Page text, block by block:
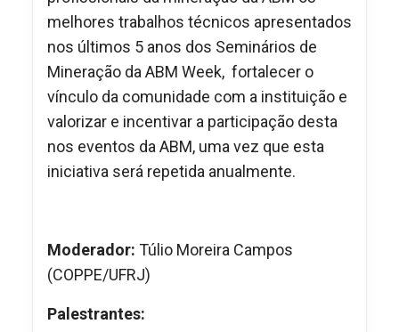
melhores trabalhos técnicos apresentados
nos últimos 5 anos dos Seminários de
Mineração da ABM Week, fortalecer o
vínculo da comunidade com a instituição e
valorizar e incentivar a participação desta
nos eventos da ABM, uma vez que esta
iniciativa será repetida anualmente.
Moderador: Túlio Moreira Campos
(COPPE/UFRJ)
Palestrantes: